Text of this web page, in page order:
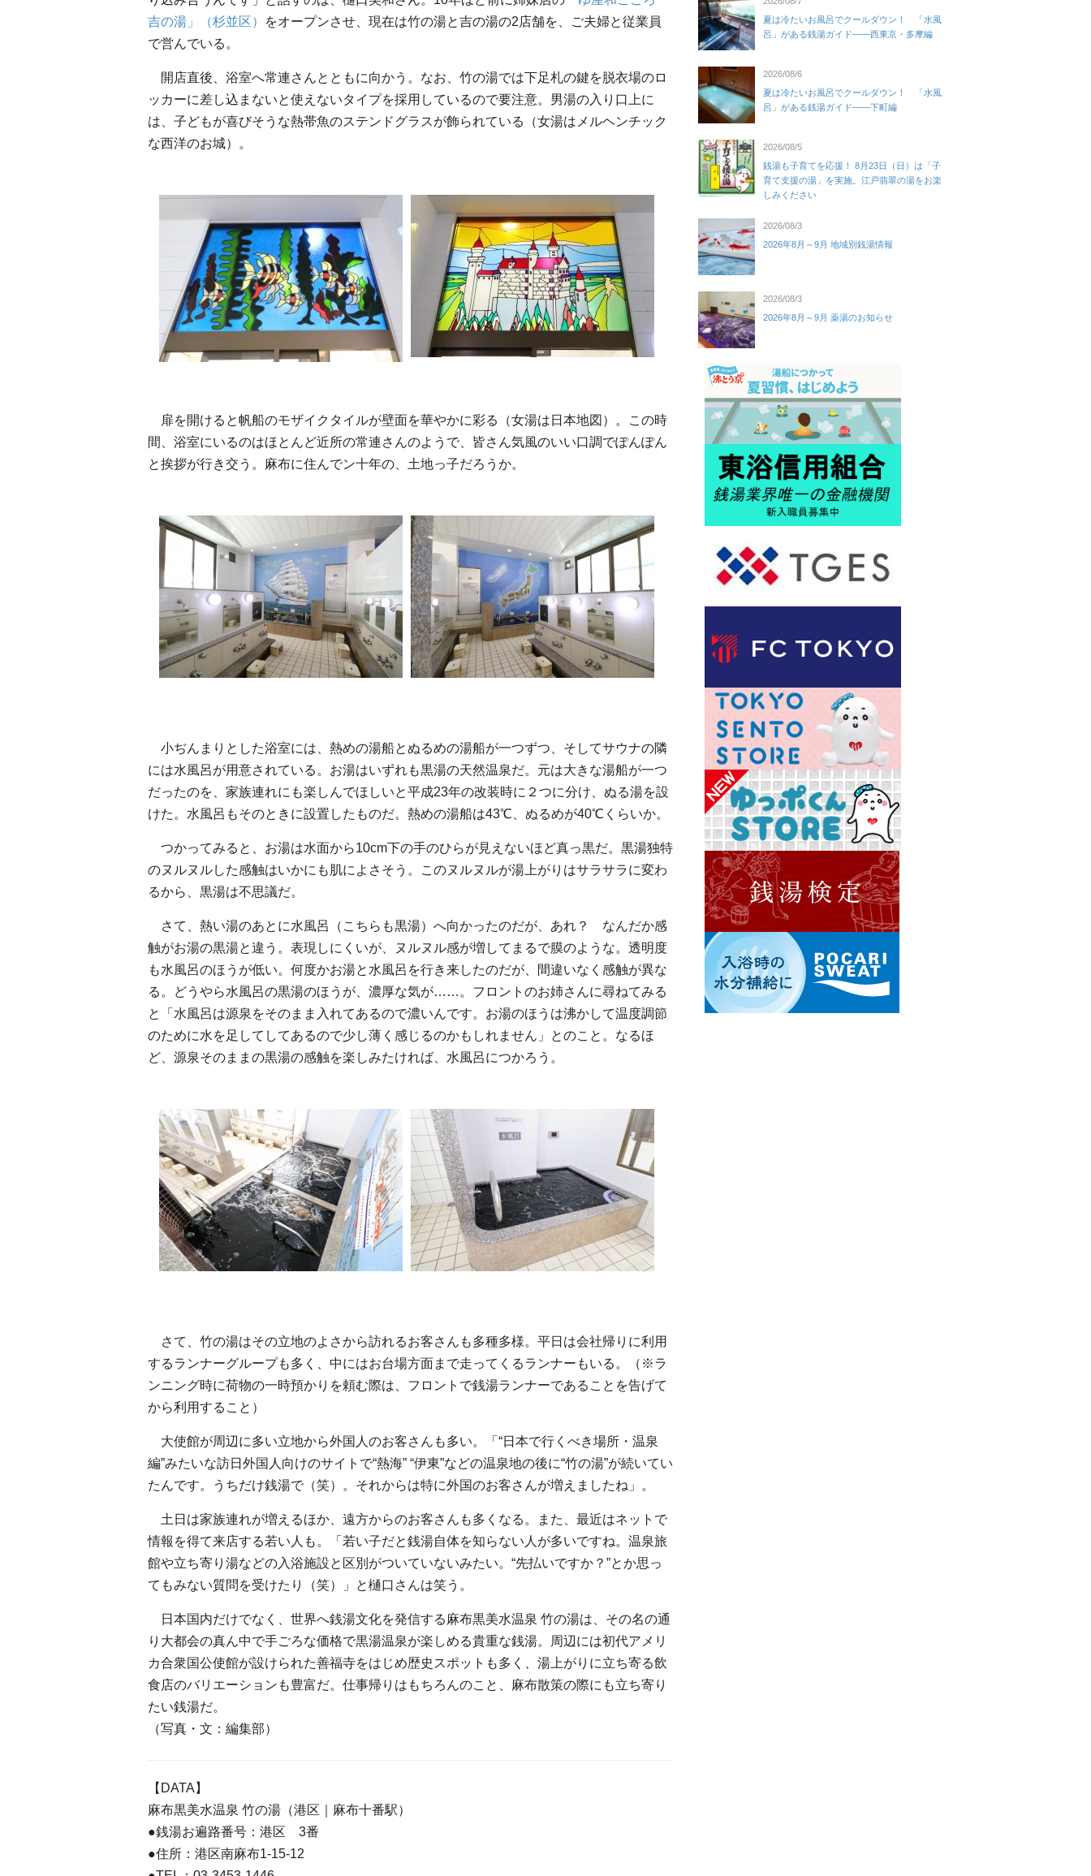
吉の湯」（杉並区）
をオープンさせ、現在は竹の湯と吉の湯の2店舗を、ご夫婦と従業員
で営んでいる。
開店直後、浴室へ常連さんとともに向かう。なお、竹の湯では下足札の鍵を脱衣場のロ
ッカーに差し込まないと使えないタイプを採用しているので要注意。男湯の入り口上に
は、子どもが喜びそうな熱帯魚のステンドグラスが飾られている（女湯はメルヘンチック
な西洋のお城）。
扉を開けると帆船のモザイクタイルが壁面を華やかに彩る（女湯は日本地図）。この時
間、浴室にいるのはほとんど近所の常連さんのようで、皆さん気風のいい口調でぽんぽん
と挨拶が行き交う。麻布に住んでン十年の、土地っ子だろうか。
小ぢんまりとした浴室には、熱めの湯船とぬるめの湯船が一つずつ、そしてサウナの隣
には水風呂が用意されている。お湯はいずれも黒湯の天然温泉だ。元は大きな湯船が一つ
だったのを、家族連れにも楽しんでほしいと平成23年の改装時に２つに分け、ぬる湯を設
けた。水風呂もそのときに設置したものだ。熱めの湯船は43℃、ぬるめが40℃くらいか。
つかってみると、お湯は水面から10cm下の手のひらが見えないほど真っ黒だ。黒湯独特
のヌルヌルした感触はいかにも肌によさそう。このヌルヌルが湯上がりはサラサラに変わ
るから、黒湯は不思議だ。
さて、熱い湯のあとに水風呂（こちらも黒湯）へ向かったのだが、あれ？ なんだか感
触がお湯の黒湯と違う。表現しにくいが、ヌルヌル感が増してまるで膜のような。透明度
も水風呂のほうが低い。何度かお湯と水風呂を行き来したのだが、間違いなく感触が異な
る。どうやら水風呂の黒湯のほうが、濃厚な気が……。フロントのお姉さんに尋ねてみる
と「水風呂は源泉をそのまま入れてあるので濃いんです。お湯のほうは沸かして温度調節
のために水を足してしてあるので少し薄く感じるのかもしれません」とのこと。なるほ
ど、源泉そのままの黒湯の感触を楽しみたければ、水風呂につかろう。
さて、竹の湯はその立地のよさから訪れるお客さんも多種多様。平日は会社帰りに利用
するランナーグループも多く、中にはお台場方面まで走ってくるランナーもいる。（※ラ
ンニング時に荷物の一時預かりを頼む際は、フロントで銭湯ランナーであることを告げて
から利用すること）
大使館が周辺に多い立地から外国人のお客さんも多い。「“日本で行くべき場所・温泉
編”みたいな訪日外国人向けのサイトで“熱海” “伊東”などの温泉地の後に“竹の湯”が続いてい
たんです。うちだけ銭湯で（笑）。それからは特に外国のお客さんが増えましたね」。
土日は家族連れが増えるほか、遠方からのお客さんも多くなる。また、最近はネットで
情報を得て来店する若い人も。「若い子だと銭湯自体を知らない人が多いですね。温泉旅
館や立ち寄り湯などの入浴施設と区別がついていないみたい。“先払いですか？”とか思っ
てもみない質問を受けたり（笑）」と樋口さんは笑う。
日本国内だけでなく、世界へ銭湯文化を発信する麻布黒美水温泉 竹の湯は、その名の通
り大都会の真ん中で手ごろな価格で黒湯温泉が楽しめる貴重な銭湯。周辺には初代アメリ
カ合衆国公使館が設けられた善福寺をはじめ歴史スポットも多く、湯上がりに立ち寄る飲
食店のバリエーションも豊富だ。仕事帰りはもちろんのこと、麻布散策の際にも立ち寄り
たい銭湯だ。
（写真・文：編集部）
【DATA】
麻布黒美水温泉 竹の湯（港区｜麻布十番駅）
●銭湯お遍路番号：港区 3番
●住所：港区南麻布1-15-12
夏は冷たいお風呂でクールダウン！ 「水風
呂」がある銭湯ガイド——西東京・多摩編
2026/08/6
夏は冷たいお風呂でクールダウン！ 「水風
呂」がある銭湯ガイド——下町編
2026/08/5
銭湯も子育てを応援！ 8月23日（日）は「子
育て支援の湯」を実施。江戸翡翠の湯をお楽
しみください
2026/08/3
2026年8月～9月 地域別銭湯情報
2026/08/3
2026年8月～9月 薬湯のお知らせ